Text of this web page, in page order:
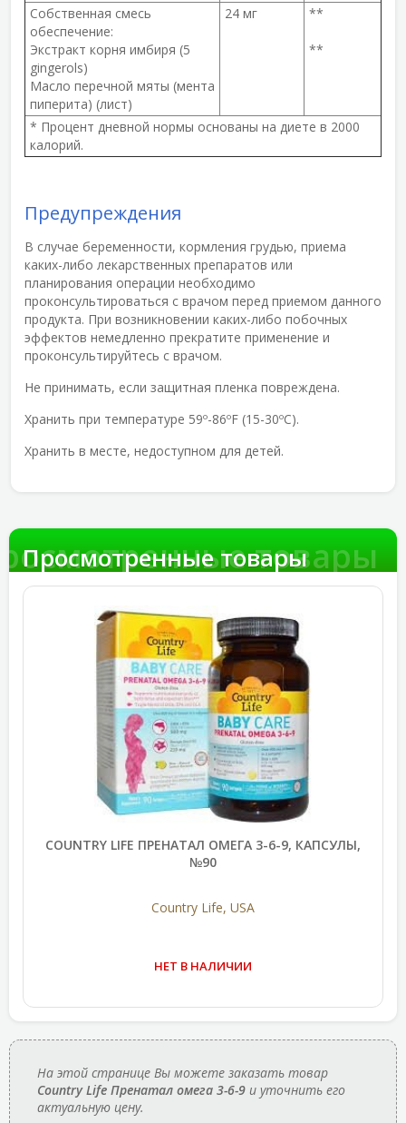
Собственная смесь
обеспечение:
Экстракт корня имбиря (5
gingerols)
Масло перечной мяты (мента
пиперита) (лист)
24 мг **
**
* Процент дневной нормы основаны на диете в 2000
калорий.
Предупреждения
В случае беременности, кормления грудью, приема
каких-либо лекарственных препаратов или
планирования операции необходимо
проконсультироваться с врачом перед приемом данного
продукта. При возникновении каких-либо побочных
эффектов немедленно прекратите применение и
проконсультируйтесь с врачом.
Не принимать, если защитная пленка повреждена.
Хранить при температуре 59º-86ºF (15-30ºС).
Хранить в месте, недоступном для детей.
товары
Просмотренные товары
COUNTRY LIFE ПРЕНАТАЛ ОМЕГА 3-6-9, КАПСУЛЫ,
№90
Country Life, USA
НЕТ В НАЛИЧИИ
На этой странице Вы можете заказать товар
Country Life Пренатал омега 3-6-9 и уточнить его
актуальную цену.